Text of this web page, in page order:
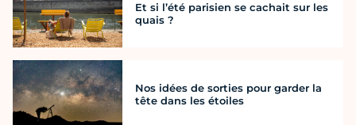
Et si l’été parisien se cachait sur les
quais ?
Nos idées de sorties pour garder la
tête dans les étoiles